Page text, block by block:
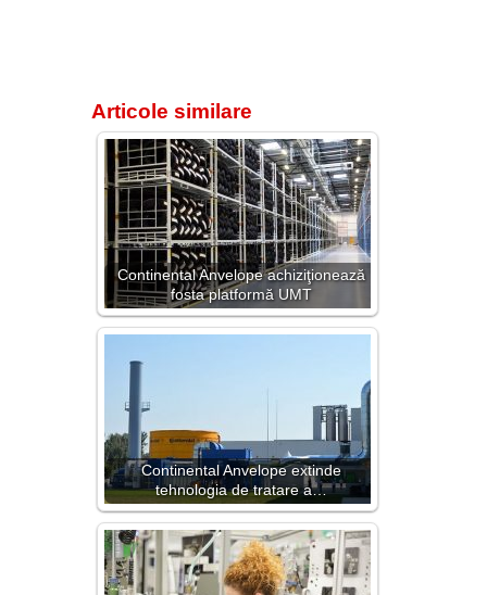
Articole similare
Continental Anvelope achiziţionează
fosta platformă UMT
Continental Anvelope extinde
tehnologia de tratare a…